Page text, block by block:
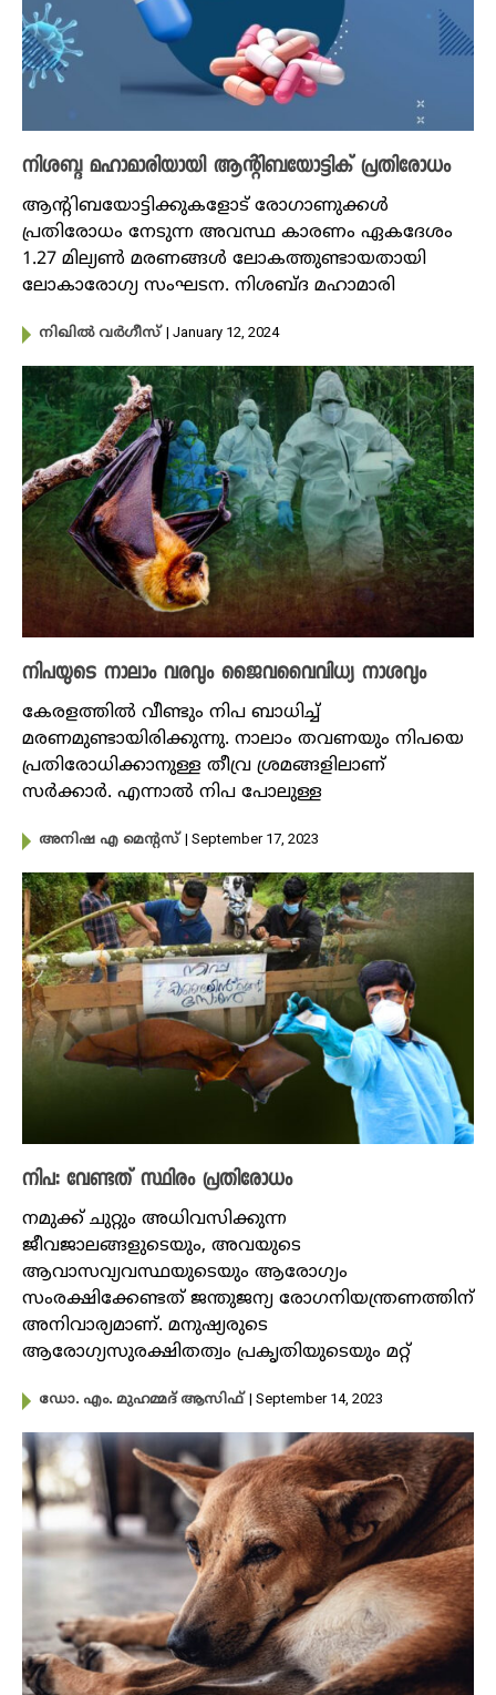
നിശബ്ദ മഹാമാരിയായി ആന്റിബയോട്ടിക് പ്രതിരോധം
ആന്റിബയോട്ടിക്കുകളോട് രോ​ഗാണുക്കൾ
പ്രതിരോധം നേടുന്ന അവസ്ഥ കാരണം ഏകദേശം
1.27 മില്യൺ മരണങ്ങൾ ലോകത്തുണ്ടായതായി
ലോകാരോഗ്യ സംഘടന. നിശബ്ദ മഹാമാരി
നിഖില്‍ വര്‍ഗീസ്‌ | January 12, 2024
നിപയുടെ നാലാം വരവും ജൈവവൈവിധ്യ നാശവും
കേരളത്തിൽ വീണ്ടും നിപ ബാധിച്ച്
മരണമുണ്ടായിരിക്കുന്നു. നാലാം തവണയും നിപയെ
പ്രതിരോധിക്കാനുള്ള തീവ്ര ശ്രമങ്ങളിലാണ്
സർക്കാർ. എന്നാൽ നിപ പോലുള്ള
അനിഷ എ മെന്റസ് | September 17, 2023
നിപ: വേണ്ടത് സ്ഥിരം പ്രതിരോധം
നമുക്ക് ചുറ്റും അധിവസിക്കുന്ന
ജീവജാലങ്ങളുടെയും, അവയുടെ
ആവാസവ്യവസ്ഥയുടെയും ആരോഗ്യം
സംരക്ഷിക്കേണ്ടത് ജന്തുജന്യ രോഗനിയന്ത്രണത്തിന്
അനിവാര്യമാണ്. മനുഷ്യരുടെ
ആരോഗ്യസുരക്ഷിതത്വം പ്രകൃതിയുടെയും മറ്റ്
ഡോ. എം. മുഹമ്മദ് ആസിഫ് | September 14, 2023